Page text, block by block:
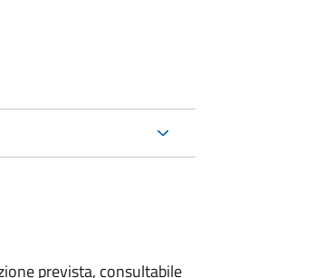
prevista, consultabile